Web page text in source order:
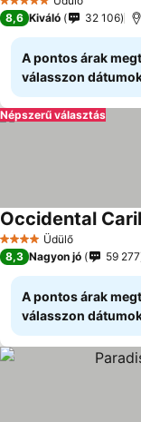
5 Kategória
8,6 Kiváló 32 106
A pontos árak
válasszon
Népszerű választás
4 KategóriaÜdülő
Occidental
8,3 Nagyon jó 59 277
A pontos árak
válasszon